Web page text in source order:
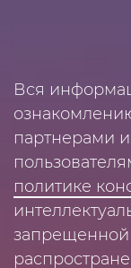
Вся
партнерами
политике
запрещенной